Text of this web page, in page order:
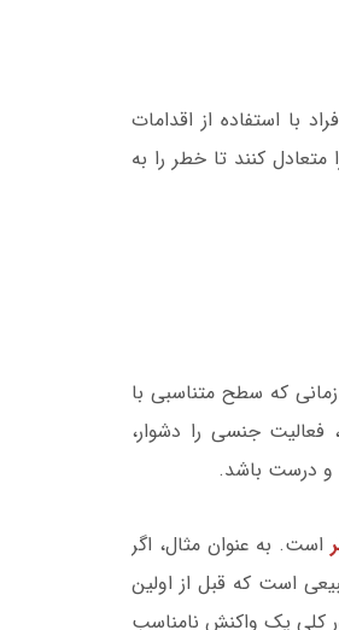
با استفاده از اقدامات
که سطح متناسبی با
فعالیت جنسی را دشوار،
و درست باشد.
است. به عنوان مثال، اگر
است که قبل از اولین
کلی یک واکنش نامناسب